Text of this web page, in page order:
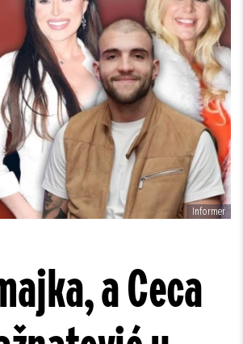
Informer
a Ceca